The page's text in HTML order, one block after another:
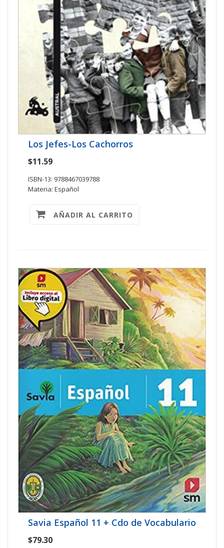
Los Jefes-Los Cachorros
$11.59
ISBN-13: 9788467039788
Materia: Español
AÑADIR AL CARRITO
Savia Español 11 + Cdo de Vocabulario
$79.30